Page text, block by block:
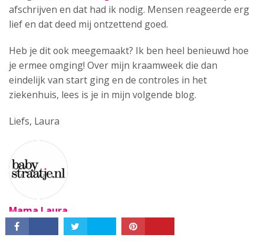
afschrijven en dat had ik nodig. Mensen reageerde erg
lief en dat deed mij ontzettend goed.
Heb je dit ook meegemaakt? Ik ben heel benieuwd hoe
je ermee omging! Over mijn kraamweek die dan
eindelijk van start ging en de controles in het
ziekenhuis, lees is je in mijn volgende blog.
Liefs, Laura
Mama Laura
Lees meer blogs…